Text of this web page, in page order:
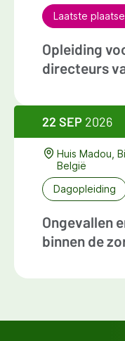
Laatste
Opleiding
directeurs
22 SEP 2026
Huis Madou,
België
Dagopleiding
Ongevallen
binnen de